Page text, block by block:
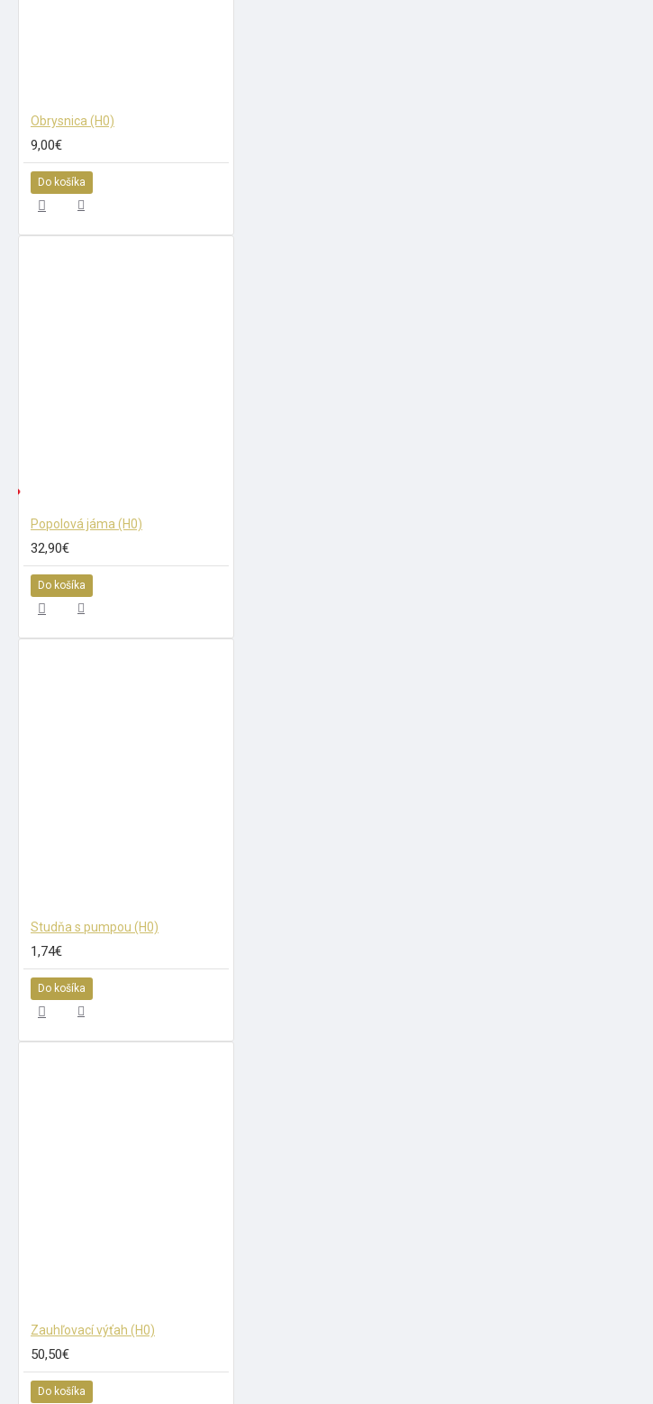
Obrysnica (H0)
9,00€
Do košíka
Popolová jáma (H0)
32,90€
Do košíka
Studňa s pumpou (H0)
1,74€
Do košíka
Zauhľovací výťah (H0)
50,50€
Do košíka